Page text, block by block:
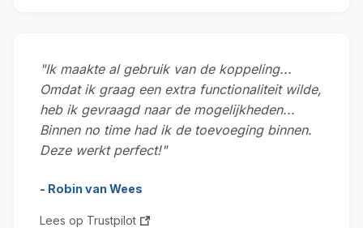
"Ik maakte al gebruik van de koppeling...
Omdat ik graag een extra functionaliteit wilde,
heb ik gevraagd naar de mogelijkheden...
Binnen no time had ik de toevoeging binnen.
Deze werkt perfect!"
- Robin van Wees
Lees op Trustpilot